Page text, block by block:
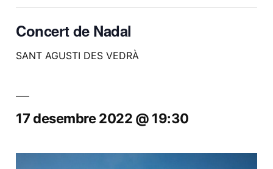
Concert de Nadal
SANT AGUSTI DES VEDRÀ
17 desembre 2022 @ 19:30